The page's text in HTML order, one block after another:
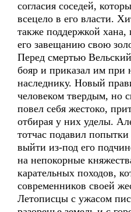
согласия соседей,
всецело в его власти.
также поддержкой
его завещанию свою
Перед смертью
бояр и приказал им при
наследнику. Новый
человеком твердым, но
повел себя жестоко,
отбирая у них уделы.
тотчас подавил
выйти из-под его
на непокорные
карательных походов,
современников своей
Летописцы с ужасом